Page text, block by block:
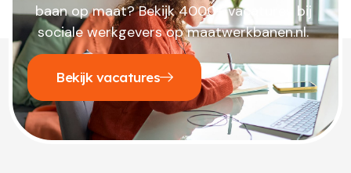
baan op maat? Bekijk 4000+ vacatures bij
sociale werkgevers op maatwerkbanen.nl.
Bekijk vacatures